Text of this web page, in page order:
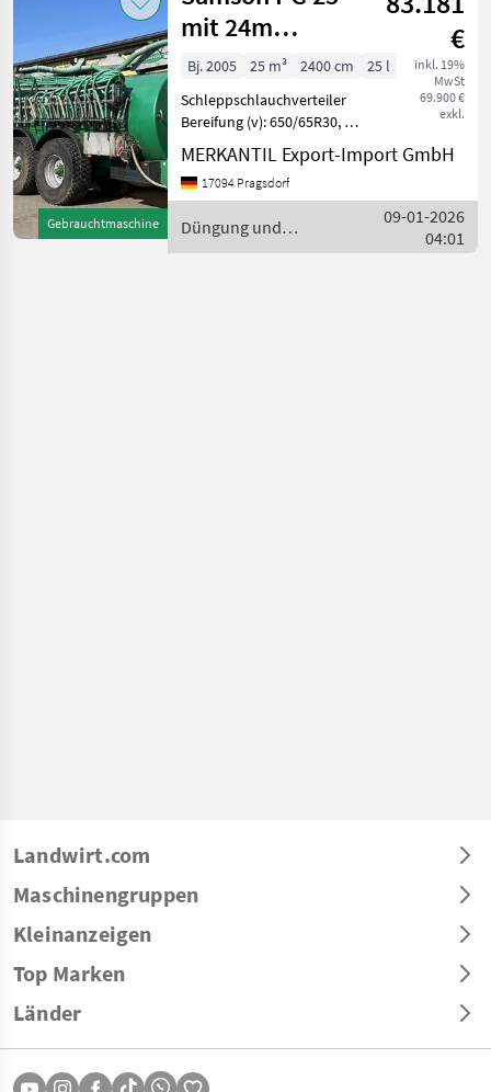
/ Samson
Gebrauchtmaschine
mit 24m
Schleppschlauch
€
inkl. 19%
MwSt
69.900 €
exkl.
Bj. 2005 25 m³ 2400 cm
25 l
Schleppschlauchverteiler
Bereifung (v): 650/65R30, 5,
Bereifung (h): 650/65R30, 5,
Druckluftbremse, Gezogen,
Tridem-Achse ________ -
Flowm
MERKANTIL Export-Import GmbH
17094 Pragsdorf
Düngung und
Beregnung / Samson
09-01-2026
04:01
Landwirt.com
Maschinengruppen
Kleinanzeigen
Top Marken
Länder